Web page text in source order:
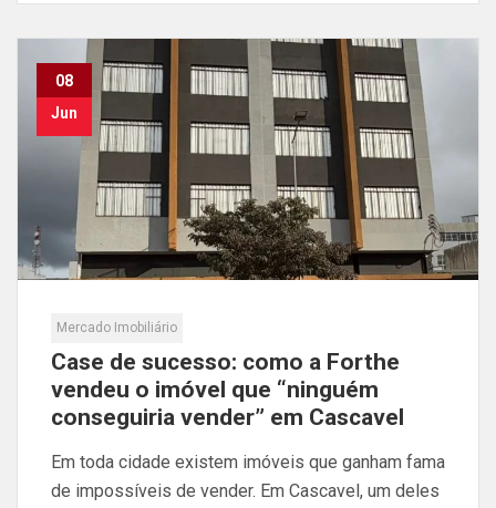
08
Jun
Mercado Imobiliário
Case de sucesso: como a Forthe
vendeu o imóvel que “ninguém
conseguiria vender” em Cascavel
Em toda cidade existem imóveis que ganham fama
de impossíveis de vender. Em Cascavel, um deles